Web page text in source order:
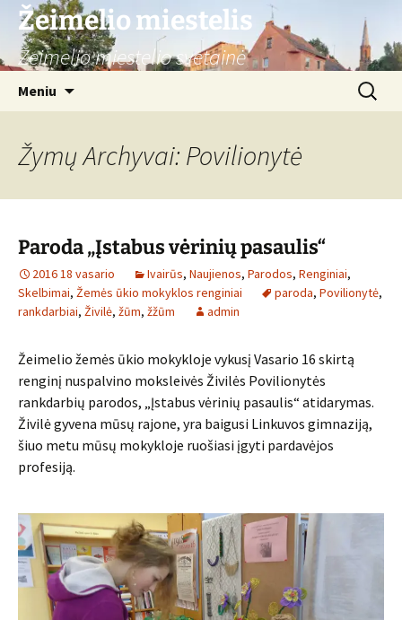
Žeimelio miestelis
Žeimelio miestelio svetainė
Meniu Ieškoti:
Žymų Archyvai: Povilionytė
Paroda „Įstabus vėrinių pasaulis“
2016 18 vasario Ivairūs, Naujienos, Parodos, Renginiai,
Skelbimai, Žemės ūkio mokyklos renginiai paroda, Povilionytė,
rankdarbiai, Živilė, žūm, žžūm admin
Žeimelio žemės ūkio mokykloje vykusį Vasario 16 skirtą
renginį nuspalvino moksleivės Živilės Povilionytės
rankdarbių parodos, „Įstabus vėrinių pasaulis“ atidarymas.
Živilė gyvena mūsų rajone, yra baigusi Linkuvos gimnaziją,
šiuo metu mūsų mokykloje ruošiasi įgyti pardavėjos
profesiją.